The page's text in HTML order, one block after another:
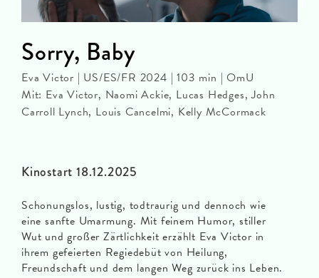
Kinostart 18.12.2025
Schonungslos, lustig, todtraurig und dennoch wie
eine sanfte Umarmung. Mit feinem Humor, stiller
Wut und großer Zärtlichkeit erzählt Eva Victor in
ihrem gefeierten Regiedebüt von Heilung,
Freundschaft und dem langen Weg zurück ins Leben.
Sorry, Baby
Eva Victor | US/ES/FR 2024 | 103 min | OmU
Mit: Eva Victor, Naomi Ackie, Lucas Hedges, John
Carroll Lynch, Louis Cancelmi, Kelly McCormack